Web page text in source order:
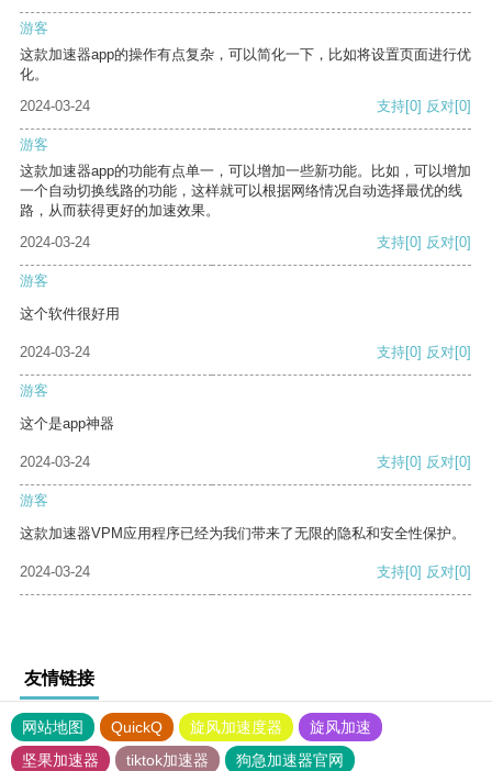
游客
这款加速器app的操作有点复杂，可以简化一下，比如将设置页面进行优
化。
2024-03-24
支持[0] 反对[0]
游客
这款加速器app的功能有点单一，可以增加一些新功能。比如，可以增加
一个自动切换线路的功能，这样就可以根据网络情况自动选择最优的线
路，从而获得更好的加速效果。
2024-03-24
支持[0] 反对[0]
游客
这个软件很好用
2024-03-24 支持[0] 反对[0]
游客
这个是app神器
2024-03-24 支持[0] 反对[0]
游客
这款加速器VPM应用程序已经为我们带来了无限的隐私和安全性保护。
2024-03-24 支持[0] 反对[0]
友情链接
网站地图 QuickQ 旋风加速度器
旋风加速
坚果加速器
tiktok加速器
狗急加速器官网